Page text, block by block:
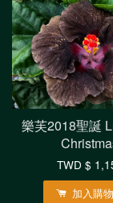
樂芙2018聖誕
TWD $
加入購